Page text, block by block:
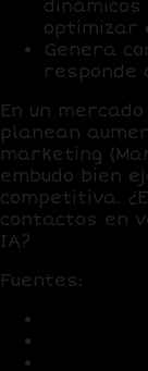
dinámicos
optimizar
Genera
responde
En un
planean
marketing
embudo bien
competitiva.
contactos en
IA?
Fuentes: